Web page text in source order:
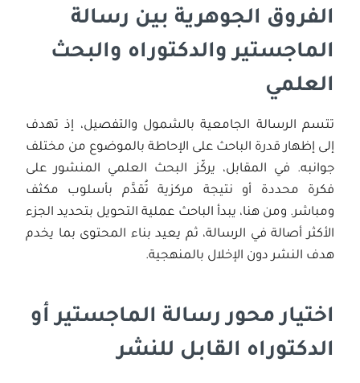
الفروق الجوهرية بين رسالة
الماجستير والدكتوراه والبحث
العلمي
تتسم الرسالة الجامعية بالشمول والتفصيل، إذ تهدف
إلى إظهار قدرة الباحث على الإحاطة بالموضوع من مختلف
جوانبه. في المقابل، يركّز البحث العلمي المنشور على
فكرة محددة أو نتيجة مركزية تُقدَّم بأسلوب مكثف
ومباشر. ومن هنا، يبدأ الباحث عملية التحويل بتحديد الجزء
الأكثر أصالة في الرسالة، ثم يعيد بناء المحتوى بما يخدم
هدف النشر دون الإخلال بالمنهجية.
اختيار محور رسالة الماجستير أو
الدكتوراه القابل للنشر